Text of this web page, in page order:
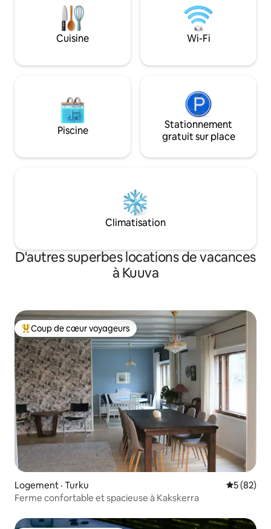
propre tranquillité. Une belle maison en
bois rose vous invite à vous détendre, à
faire du télétravail ou à passer une nuit
de passage. Veuillez demander un quota
cm d'épaisseur
Prix maximum
propre linge de lit
la visite. Pas à
Cuisine Wi-Fi
Piscine
Stationnement
gratuit sur place
Climatisation
D'autres superbes locations de vacances
à Kuuva
Coup de cœur voyageurs parmi les plus aimés
Coup de cœur voyageurs
Logement · Turku Note
5 (82)
Ferme confortable et spacieuse à Kakskerra